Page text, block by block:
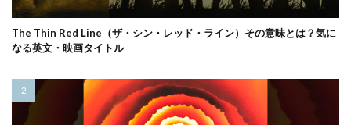
The Thin Red Line（ザ・シン・レッド・ライン）その意味とは？気に
なる英文・映画タイトル